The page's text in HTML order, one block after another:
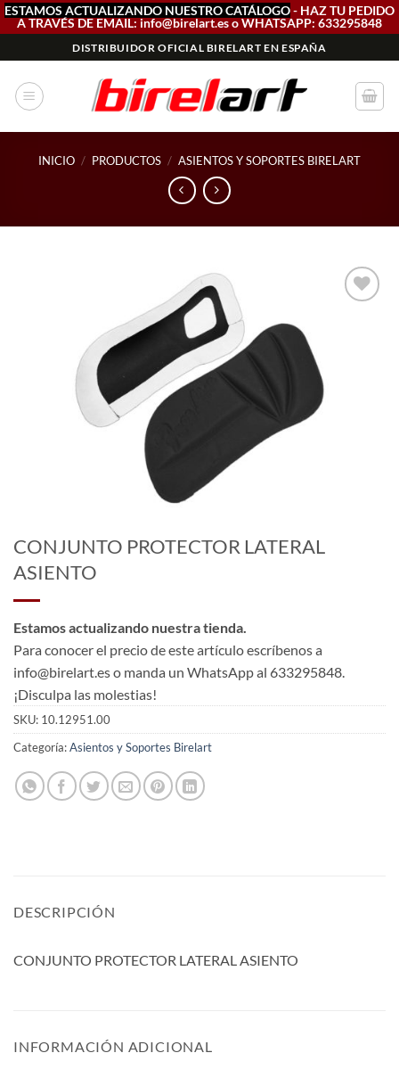
ESTAMOS ACTUALIZANDO NUESTRO CATÁLOGO- HAZ TU PEDIDO
A TRAVÉS DE EMAIL: info@birelart.es o WHATSAPP: 633295848
al
contenido
DISTRIBUIDOR OFICIAL BIRELART EN ESPAÑA
INICIO / PRODUCTOS / ASIENTOS Y SOPORTES BIRELART
CONJUNTO PROTECTOR LATERAL
ASIENTO
Estamos actualizando nuestra tienda.
Para conocer el precio de este artículo escríbenos a
info@birelart.es o manda un WhatsApp al 633295848.
¡Disculpa las molestias!
SKU: 10.12951.00
Categoría:Asientos y Soportes Birelart
DESCRIPCIÓN
CONJUNTO PROTECTOR LATERAL ASIENTO
INFORMACIÓN ADICIONAL